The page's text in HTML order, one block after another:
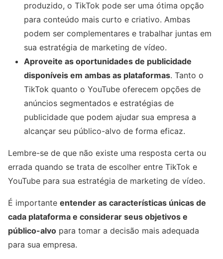
produzido, o TikTok pode ser uma ótima opção
para conteúdo mais curto e criativo. Ambas
podem ser complementares e trabalhar juntas em
sua estratégia de marketing de vídeo.
Aproveite as oportunidades de publicidade
disponíveis em ambas as plataformas. Tanto o
TikTok quanto o YouTube oferecem opções de
anúncios segmentados e estratégias de
publicidade que podem ajudar sua empresa a
alcançar seu público-alvo de forma eficaz.
Lembre-se de que não existe uma resposta certa ou
errada quando se trata de escolher entre TikTok e
YouTube para sua estratégia de marketing de vídeo.
É importante entender as características únicas de
cada plataforma e considerar seus objetivos e
público-alvo para tomar a decisão mais adequada
para sua empresa.